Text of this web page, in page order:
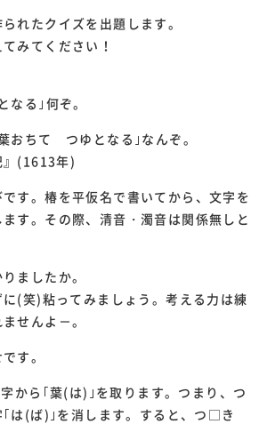
れたクイズを出題します。
みてください！
る｣何ぞ。
ちて つゆとなる｣なんぞ。
』(1613年)
す。椿を平仮名で書いてから、文字を
す。その際、清音・濁音は関係無しと
ましたか。
(笑)粘ってみましょう。考える力は練
せんよ－。
す。
から｢葉(は)｣を取ります。つまり、つ
｢は(ば)｣を消します。すると、つ□き